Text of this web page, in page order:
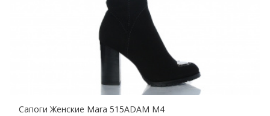
Сапоги Женские Mara 515ADAM M4